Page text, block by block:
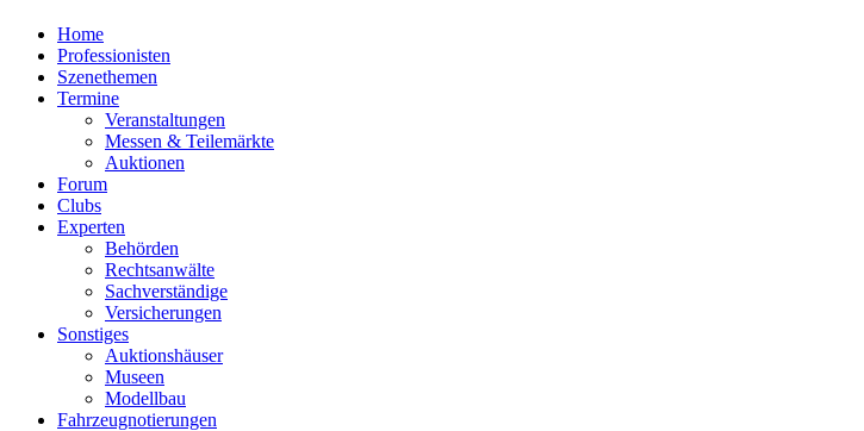
Home
Professionisten
Szenethemen
Termine
Veranstaltungen
Messen & Teilemärkte
Auktionen
Forum
Clubs
Experten
Behörden
Rechtsanwälte
Sachverständige
Versicherungen
Sonstiges
Auktionshäuser
Museen
Modellbau
Fahrzeugnotierungen